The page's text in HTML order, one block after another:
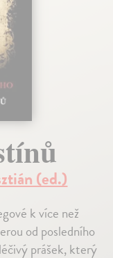
(ed.)
k více než
od posledního
prášek, který